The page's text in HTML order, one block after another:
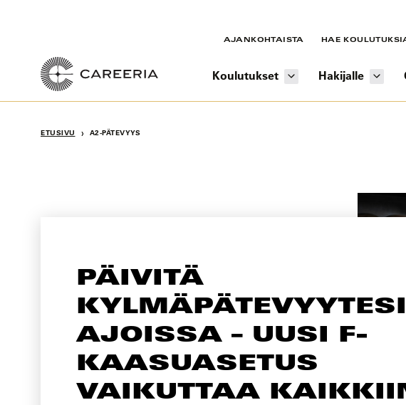
AJANKOHTAISTA HAE
Koulutukset Hakijalle
ETUSIVU › A2-PÄTEVYYS
PÄIVITÄ
KYLMÄPÄTEVYYTESI
AJOISSA – UUSI F-
KAASUASETUS
VAIKUTTAA